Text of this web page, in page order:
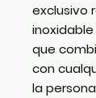
exclusivo
que
con
la